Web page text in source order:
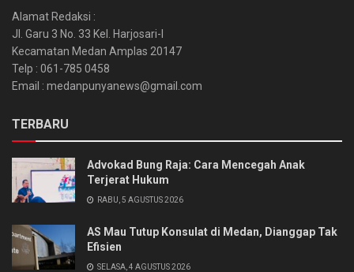
Alamat Redaksi :
Jl. Garu 3 No. 33 Kel. Harjosari-I
Kecamatan Medan Amplas 20147
Telp : 061-785 0458
Email : medanpunyanews@gmail.com
TERBARU
Advokad Bung Raja: Cara Mencegah Anak
Terjerat Hukum
RABU, 5 AGUSTUS 2026
AS Mau Tutup Konsulat di Medan, Dianggap Tak
Efisien
SELASA, 4 AGUSTUS 2026